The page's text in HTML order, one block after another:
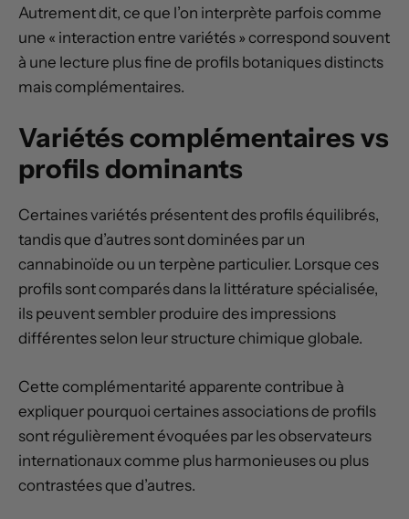
Autrement dit, ce que l’on interprète parfois comme
une « interaction entre variétés » correspond souvent
à une lecture plus fine de profils botaniques distincts
mais complémentaires.
Variétés complémentaires vs
profils dominants
Certaines variétés présentent des profils équilibrés,
tandis que d’autres sont dominées par un
cannabinoïde ou un terpène particulier. Lorsque ces
profils sont comparés dans la littérature spécialisée,
ils peuvent sembler produire des impressions
différentes selon leur structure chimique globale.
Cette complémentarité apparente contribue à
expliquer pourquoi certaines associations de profils
sont régulièrement évoquées par les observateurs
internationaux comme plus harmonieuses ou plus
contrastées que d’autres.